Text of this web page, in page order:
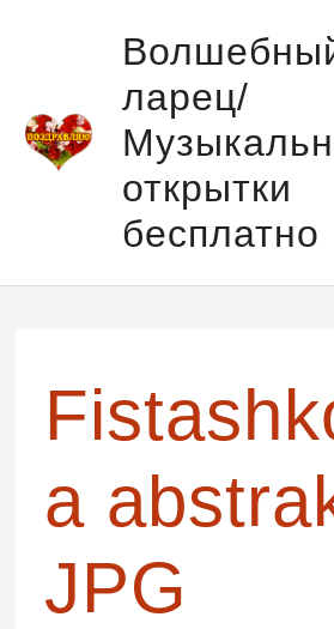
содержимому
ларец/
открытки
бесплатно
a
JPG